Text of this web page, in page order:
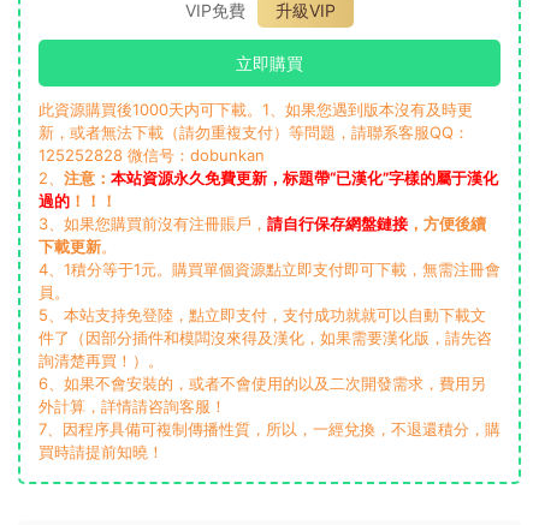
VIP免費
升級VIP
立即購買
此資源購買後1000天内可下載。1、如果您遇到版本沒有及時更
新，或者無法下載（請勿重複支付）等問題，請聯系客服QQ：
125252828 微信号：dobunkan
2、 注意： 本站資源永久免費更新，标題帶“已漢化”字樣的屬于漢化
過的 ！！！
3、如果您購買前沒有注冊賬戶， 請自行保存網盤鏈接 ，方便後續
下載更新。
4、1積分等于1元。購買單個資源點立即支付即可下載，無需注冊會
員。
5、本站支持免登陸，點立即支付，支付成功就就可以自動下載文
件了（因部分插件和模闆沒來得及漢化，如果需要漢化版，請先咨
詢清楚再買！）。
6、如果不會安裝的，或者不會使用的以及二次開發需求，費用另
外計算，詳情請咨詢客服！
7、因程序具備可複制傳播性質，所以，一經兌換，不退還積分，購
買時請提前知曉！